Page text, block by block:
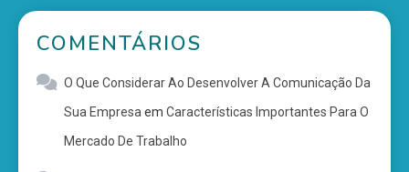
COMENTÁRIOS
O Que Considerar Ao Desenvolver A Comunicação Da
Sua Empresa em Características Importantes Para O
Mercado De Trabalho